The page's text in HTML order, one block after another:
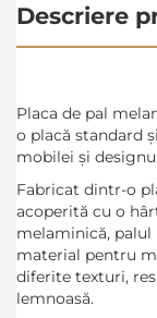
Descriere
Placa de pal
o placă standard
mobilei şi
Fabricat dintr-o
acoperită cu o
melaminică,
material pentru
diferite texturi,
lemnoasă.